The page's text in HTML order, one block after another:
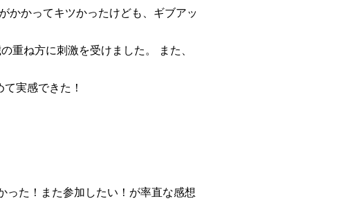
かかってキツかったけども、ギブアッ
重ね方に刺激を受けました。 また、
実感できた！
った！また参加したい！が率直な感想